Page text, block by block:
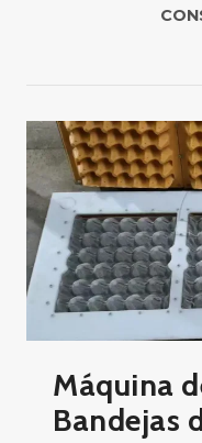
Máquina
Bandejas